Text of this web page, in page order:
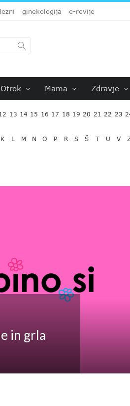
ginekologija e-revije
Otrok Mama Zdravje
13 14 15 16 17 18 19 20 21 22 23
K L M N O P R S Š T U V
in grla